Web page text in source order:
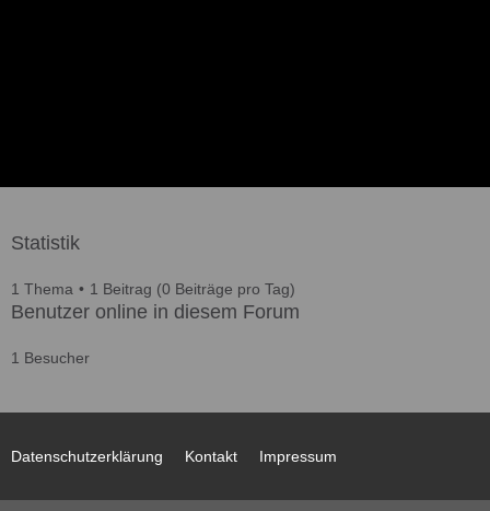
Statistik
1 Thema 1 Beitrag (0 Beiträge pro Tag)
Benutzer online in diesem Forum
1 Besucher
Datenschutzerklärung Kontakt Impressum